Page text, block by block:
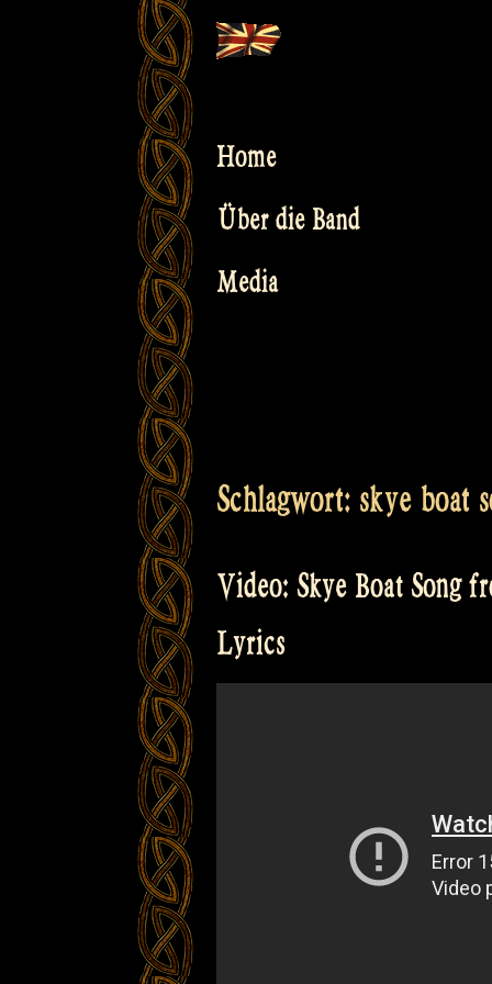
to
Home
Über die Band
Media
Schlagwort: skye boat
Video: Skye Boat Song
Lyrics